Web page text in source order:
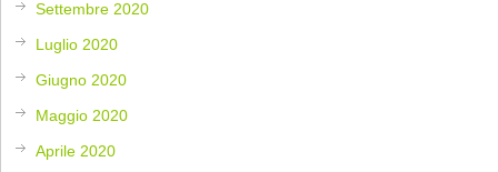
Settembre 2020
Luglio 2020
Giugno 2020
Maggio 2020
Aprile 2020